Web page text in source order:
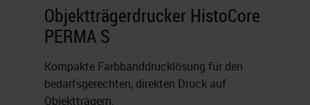
Objektträgerdrucker HistoCore
PERMA S
Kompakte Farbbanddrucklösung für den
bedarfsgerechten, direkten Druck auf
Objektträgern.